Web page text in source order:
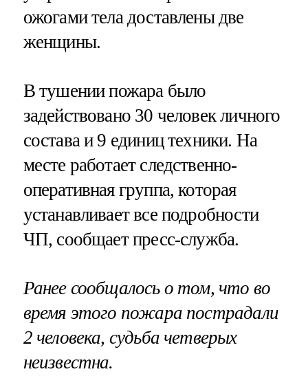
ожогами тела доставлены две
женщины.
В тушении пожара было
задействовано 30 человек личного
состава и 9 единиц техники. На
месте работает следственно-
оперативная группа, которая
устанавливает все подробности
ЧП, сообщает пресс-служба.
Ранее сообщалось о том, что во
время этого пожара пострадали
2 человека, судьба четверых
неизвестна.